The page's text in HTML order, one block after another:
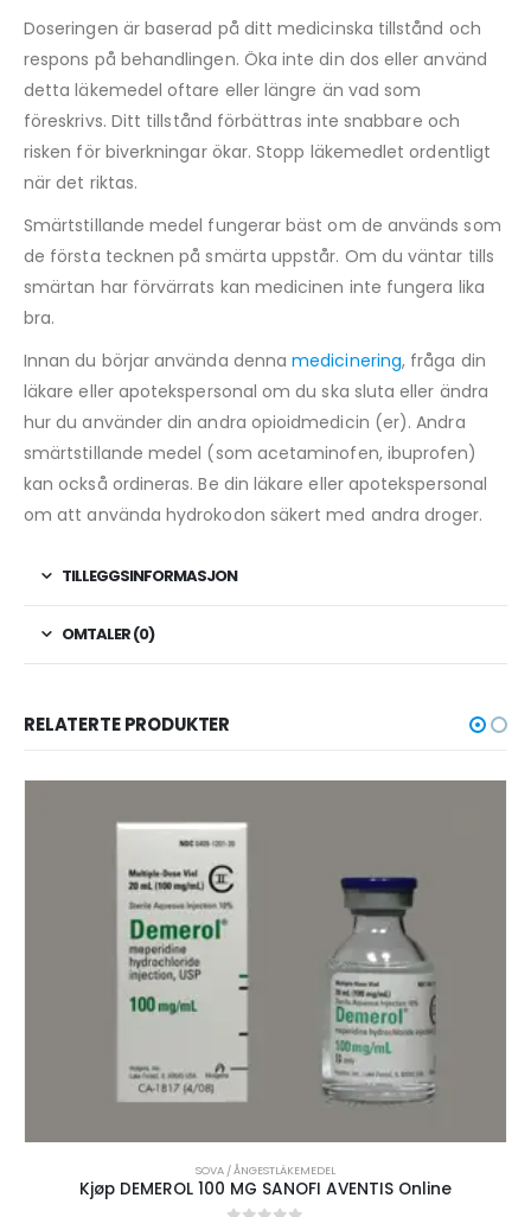
Doseringen är baserad på ditt medicinska tillstånd och
respons på behandlingen. Öka inte din dos eller använd
detta läkemedel oftare eller längre än vad som
föreskrivs. Ditt tillstånd förbättras inte snabbare och
risken för biverkningar ökar. Stopp läkemedlet ordentligt
när det riktas.
Smärtstillande medel fungerar bäst om de används som
de första tecknen på smärta uppstår. Om du väntar tills
smärtan har förvärrats kan medicinen inte fungera lika
bra.
Innan du börjar använda dennamedicinering, fråga din
läkare eller apotekspersonal om du ska sluta eller ändra
hur du använder din andra opioidmedicin (er). Andra
smärtstillande medel (som acetaminofen, ibuprofen)
kan också ordineras. Be din läkare eller apotekspersonal
om att använda hydrokodon säkert med andra droger.
TILLEGGSINFORMASJON
OMTALER (0)
RELATERTE PRODUKTER